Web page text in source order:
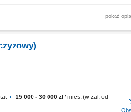
pokaż opis
i kompleksowa obsługa klientów
15 000 - 30 000 zł/ mies. (w zal. od